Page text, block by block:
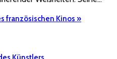
französischen Kinos »